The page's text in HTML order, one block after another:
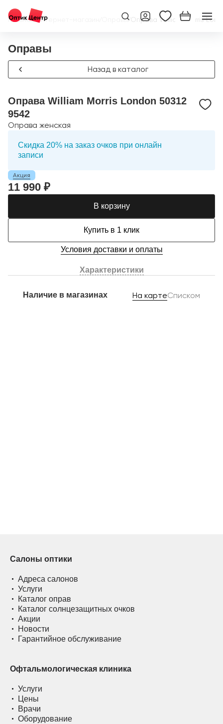
Главная/Интернет-магазин Оправы/Оправа William Morris
Оправы
Назад в каталог
Оправа William Morris London 50312
9542
Оправа женская
Скидка 20% на заказ очков при онлайн
записи
Акция
11 990 ₽
В корзину
Купить в 1 клик
Условия доставки и оплаты
Характеристики
Наличие в магазинах На картеСписком
Салоны оптики
Адреса салонов
Услуги
Каталог оправ
Каталог солнцезащитных очков
Акции
Новости
Гарантийное обслуживание
Офтальмологическая клиника
Услуги
Цены
Врачи
Оборудование